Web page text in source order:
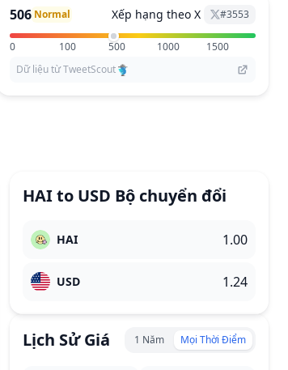
506 Normal Xếp hạng theo X #3553
0 100 500 1000
1500
Dữ liệu từ TweetScout
HAIto USD Bộ chuyển đổi
HAI
USD
Lịch Sử Giá 1 Năm Mọi Thời Điểm